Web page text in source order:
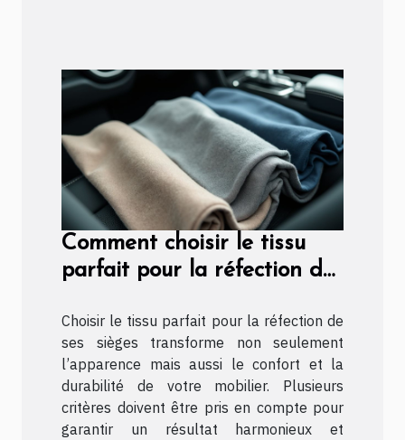
Comment choisir le tissu
parfait pour la réfection de
Choisir le tissu parfait pour la réfection de
ses sièges transforme non seulement
l’apparence mais aussi le confort et la
durabilité de votre mobilier. Plusieurs
critères doivent être pris en compte pour
garantir un résultat harmonieux et